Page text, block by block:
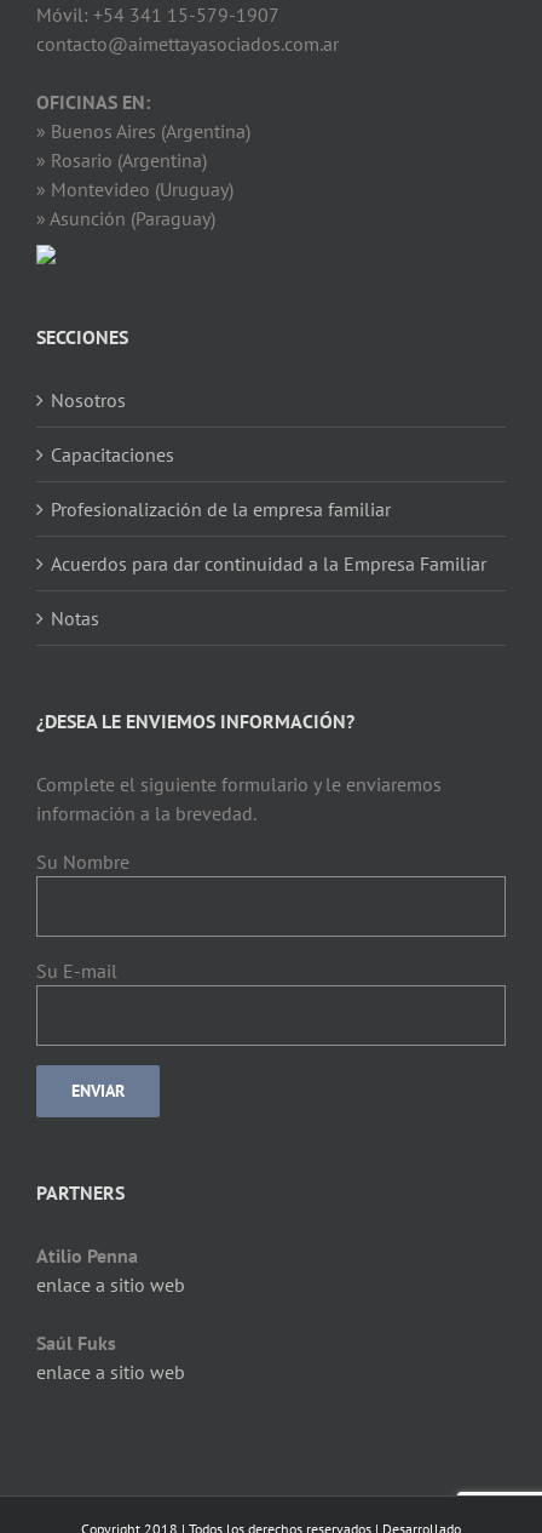
Móvil: +54 341 15-579-1907
contacto@aimettayasociados.com.ar
OFICINAS EN:
» Buenos Aires (Argentina)
» Rosario (Argentina)
» Montevideo (Uruguay)
» Asunción (Paraguay)
SECCIONES
Nosotros
Capacitaciones
Profesionalización de la empresa familiar
Acuerdos para dar continuidad a la Empresa Familiar
Notas
¿DESEA LE ENVIEMOS INFORMACIÓN?
Complete el siguiente formulario y le enviaremos
información a la brevedad.
Su Nombre
Su E-mail
PARTNERS
Atilio Penna
enlace a sitio web
Saúl Fuks
enlace a sitio web
Copyright 2018 | Todos los derechos reservados | Desarrollado